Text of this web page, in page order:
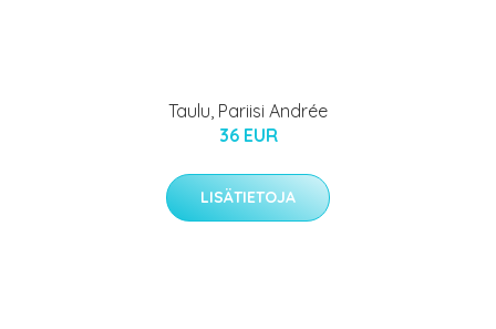
Taulu, Pariisi Andrée
36 EUR
LISÄTIETOJA